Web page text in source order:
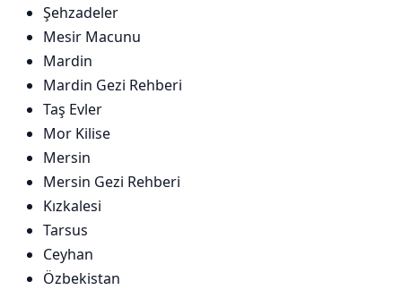
Şehzadeler
Mesir Macunu
Mardin
Mardin Gezi Rehberi
Taş Evler
Mor Kilise
Mersin
Mersin Gezi Rehberi
Kızkalesi
Tarsus
Ceyhan
Özbekistan